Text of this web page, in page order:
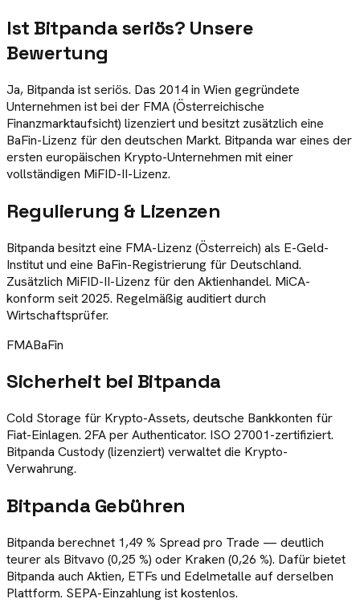
Ist Bitpandaseriös? Unsere
Bewertung
Ja, Bitpanda ist seriös. Das 2014 in Wien gegründete
Unternehmen ist bei der FMA (Österreichische
Finanzmarktaufsicht) lizenziert und besitzt zusätzlich eine
BaFin-Lizenz für den deutschen Markt. Bitpanda war eines der
ersten europäischen Krypto-Unternehmen mit einer
vollständigen MiFID-II-Lizenz.
Regulierung & Lizenzen
Bitpanda besitzt eine FMA-Lizenz (Österreich) als E-Geld-
Institut und eine BaFin-Registrierung für Deutschland.
Zusätzlich MiFID-II-Lizenz für den Aktienhandel. MiCA-
konform seit 2025. Regelmäßig auditiert durch
Wirtschaftsprüfer.
FMABaFin
Sicherheit bei Bitpanda
Cold Storage für Krypto-Assets, deutsche Bankkonten für
Fiat-Einlagen. 2FA per Authenticator. ISO 27001-zertifiziert.
Bitpanda Custody (lizenziert) verwaltet die Krypto-
Verwahrung.
Bitpanda Gebühren
Bitpanda berechnet 1,49 % Spread pro Trade — deutlich
teurer als Bitvavo (0,25 %) oder Kraken (0,26 %). Dafür bietet
Bitpanda auch Aktien, ETFs und Edelmetalle auf derselben
Plattform. SEPA-Einzahlung ist kostenlos.